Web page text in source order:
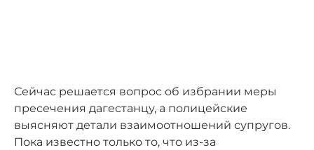
Сейчас решается вопрос об избрании меры
пресечения дагестанцу, а полицейские
выясняют детали взаимоотношений супругов.
Пока известно только то, что из-за